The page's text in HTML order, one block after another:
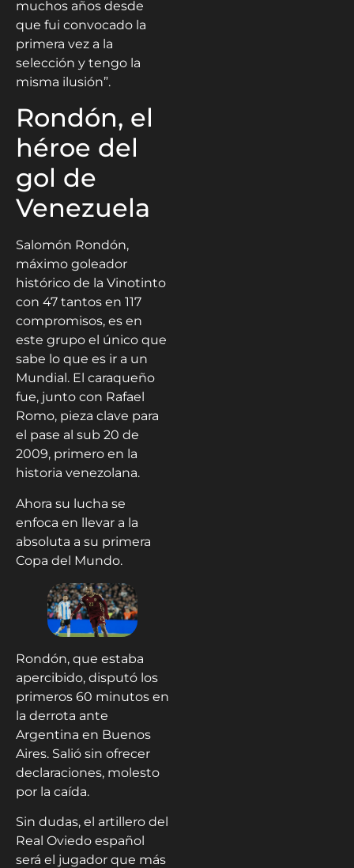
muchos años desde
que fui convocado la
primera vez a la
selección y tengo la
misma ilusión”.
Rondón, el
héroe del
gol de
Venezuela
Salomón Rondón,
máximo goleador
histórico de la Vinotinto
con 47 tantos en 117
compromisos, es en
este grupo el único que
sabe lo que es ir a un
Mundial. El caraqueño
fue, junto con Rafael
Romo, pieza clave para
el pase al sub 20 de
2009, primero en la
historia venezolana.
Ahora su lucha se
enfoca en llevar a la
absoluta a su primera
Copa del Mundo.
Rondón, que estaba
apercibido, disputó los
primeros 60 minutos en
la derrota ante
Argentina en Buenos
Aires. Salió sin ofrecer
declaraciones, molesto
por la caída.
Sin dudas, el artillero del
Real Oviedo español
será el jugador que más